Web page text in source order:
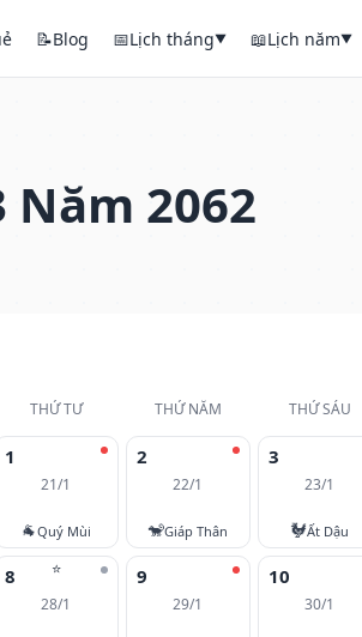
📝Blog 📅Lịch tháng▼ 📖Lịch năm▼
Năm 2062
THỨ TƯ THỨ NĂM THỨ SÁU
1
21/1
🐐Quý Mùi
2
22/1
🐒Giáp Thân
3
23/1
🐓Ất Dậu
⭐
8
28/1
9
29/1
10
30/1